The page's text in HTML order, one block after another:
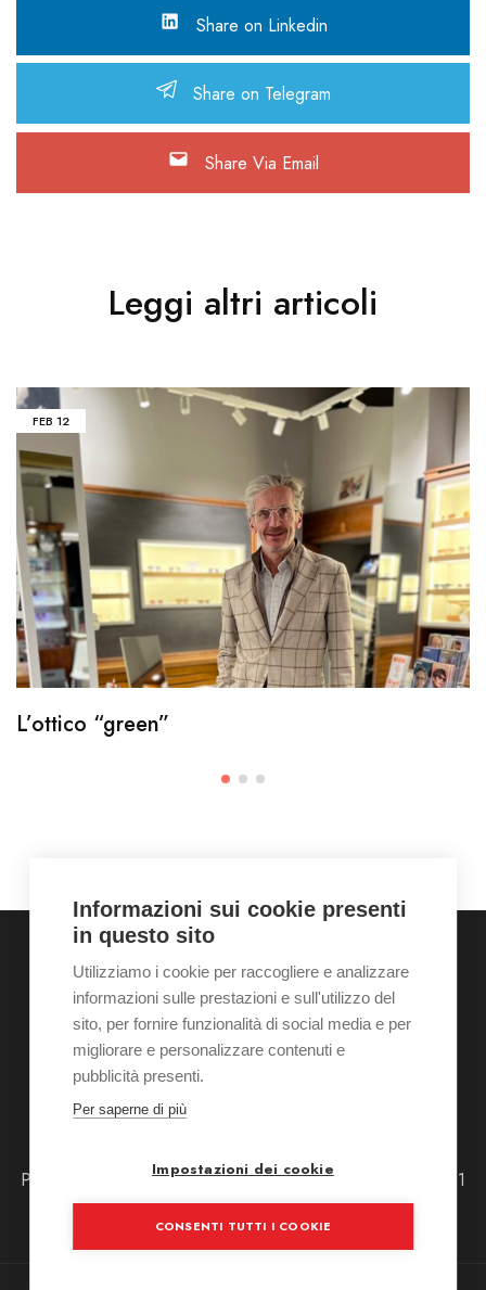
Share on Linkedin
Share on Telegram
Share Via Email
Leggi altri articoli
FEB 12
L’ottico “green”
Home Chi siamo Galleria Servizi
Contatti
News
Shop Appuntamento
Pausa estiva da Sabato 8 agosto alle 12:30 fino a Lunedi 31
agosto alle 15:30
Informazioni sui cookie presenti
in questo sito
Utilizziamo i cookie per raccogliere e analizzare
informazioni sulle prestazioni e sull'utilizzo del
sito, per fornire funzionalità di social media e per
migliorare e personalizzare contenuti e
pubblicità presenti.
Per saperne di più
Impostazioni dei cookie
CONSENTI TUTTI I COOKIE